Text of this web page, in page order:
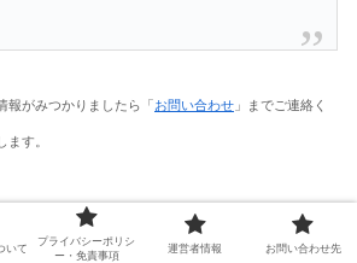
報がみつかりましたら「お問い合わせ 」までご連絡く
ます。
い！Rintosull(リントスル) 千
判徹底調査
いて
プライバシーポリシ
ー・免責事項
運営者情報 お問い合わせ先